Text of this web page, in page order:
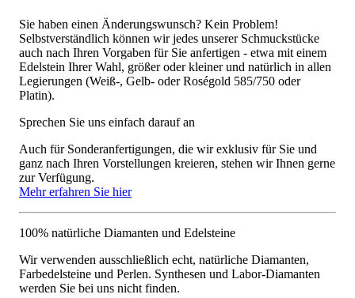
Sie haben einen Änderungswunsch? Kein Problem!
Selbstverständlich können wir jedes unserer Schmuckstücke
auch nach Ihren Vorgaben für Sie anfertigen - etwa mit einem
Edelstein Ihrer Wahl, größer oder kleiner und natürlich in allen
Legierungen (Weiß-, Gelb- oder Roségold 585/750 oder
Platin).
Sprechen Sie uns einfach darauf an
Auch für Sonderanfertigungen, die wir exklusiv für Sie und
ganz nach Ihren Vorstellungen kreieren, stehen wir Ihnen gerne
zur Verfügung.
Mehr erfahren Sie hier
100% natürliche Diamanten und Edelsteine
Wir verwenden ausschließlich echt, natürliche Diamanten,
Farbedelsteine und Perlen. Synthesen und Labor-Diamanten
werden Sie bei uns nicht finden.